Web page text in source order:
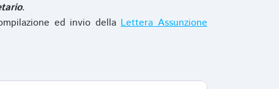
.
ed invio dellaLettera Assunzione